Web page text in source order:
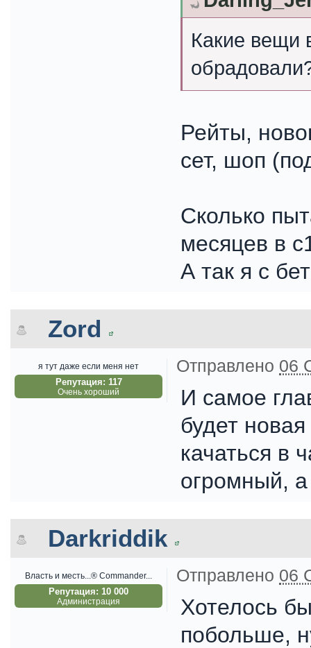
Какие вещи
Рейты,
сет, шоп
Сколько
месяцев в
А так я с
Zord
я тут даже если меня нет
Репутация: 117
Очень хороший
Отправлено 06
И самое
будет
качаться в
огромный,
Darkriddik
Власть и месть...® Commander...
Репутация: 10 000
Администрация
Отправлено 06
Хотелось
побольше,